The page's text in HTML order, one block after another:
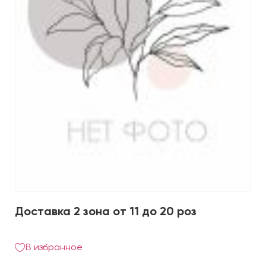
Доставка 2 зона от 11 до 20 роз
В избранное